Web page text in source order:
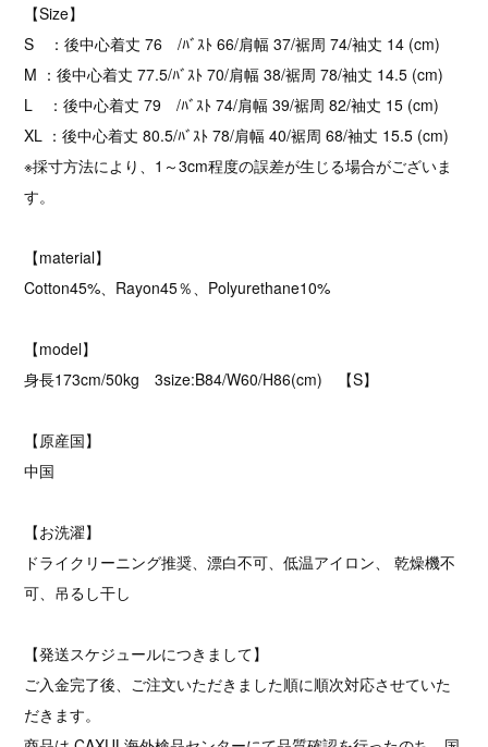
【Size】
S ：後中心着丈 76 /ﾊﾞｽﾄ 66/肩幅 37/裾周 74/袖丈 14 (cm)
M ：後中心着丈 77.5/ﾊﾞｽﾄ 70/肩幅 38/裾周 78/袖丈 14.5 (cm)
L ：後中心着丈 79 /ﾊﾞｽﾄ 74/肩幅 39/裾周 82/袖丈 15 (cm)
XL ：後中心着丈 80.5/ﾊﾞｽﾄ 78/肩幅 40/裾周 68/袖丈 15.5 (cm)
※採寸方法により、1～3cm程度の誤差が生じる場合がございま
す。
【material】
Cotton45%、Rayon45％、Polyurethane10%
【model】
身長173cm/50kg 3size:B84/W60/H86(cm) 【S】
【原産国】
中国
【お洗濯】
ドライクリーニング推奨、漂白不可、低温アイロン、 乾燥機不
可、吊るし干し
【発送スケジュールにつきまして】
ご入金完了後、ご注文いただきました順に順次対応させていた
だきます。